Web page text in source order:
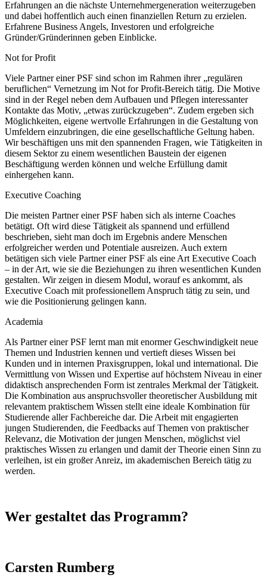
Erfahrungen an die nächste Unternehmergeneration weiterzugeben
und dabei hoffentlich auch einen finanziellen Return zu erzielen.
Erfahrene Business Angels, Investoren und erfolgreiche
Gründer/Gründerinnen geben Einblicke.
Not for Profit
Viele Partner einer PSF sind schon im Rahmen ihrer „regulären
beruflichen“ Vernetzung im Not for Profit-Bereich tätig. Die Motive
sind in der Regel neben dem Aufbauen und Pflegen interessanter
Kontakte das Motiv, „etwas zurückzugeben“. Zudem ergeben sich
Möglichkeiten, eigene wertvolle Erfahrungen in die Gestaltung von
Umfeldern einzubringen, die eine gesellschaftliche Geltung haben.
Wir beschäftigen uns mit den spannenden Fragen, wie Tätigkeiten in
diesem Sektor zu einem wesentlichen Baustein der eigenen
Beschäftigung werden können und welche Erfüllung damit
einhergehen kann.
Executive Coaching
Die meisten Partner einer PSF haben sich als interne Coaches
betätigt. Oft wird diese Tätigkeit als spannend und erfüllend
beschrieben, sieht man doch im Ergebnis andere Menschen
erfolgreicher werden und Potentiale ausreizen. Auch extern
betätigen sich viele Partner einer PSF als eine Art Executive Coach
– in der Art, wie sie die Beziehungen zu ihren wesentlichen Kunden
gestalten. Wir zeigen in diesem Modul, worauf es ankommt, als
Executive Coach mit professionellem Anspruch tätig zu sein, und
wie die Positionierung gelingen kann.
Academia
Als Partner einer PSF lernt man mit enormer Geschwindigkeit neue
Themen und Industrien kennen und vertieft dieses Wissen bei
Kunden und in internen Praxisgruppen, lokal und international. Die
Vermittlung von Wissen und Expertise auf höchstem Niveau in einer
didaktisch ansprechenden Form ist zentrales Merkmal der Tätigkeit.
Die Kombination aus anspruchsvoller theoretischer Ausbildung mit
relevantem praktischem Wissen stellt eine ideale Kombination für
Studierende aller Fachbereiche dar. Die Arbeit mit engagierten
jungen Studierenden, die Feedbacks auf Themen von praktischer
Relevanz, die Motivation der jungen Menschen, möglichst viel
praktisches Wissen zu erlangen und damit der Theorie einen Sinn zu
verleihen, ist ein großer Anreiz, im akademischen Bereich tätig zu
werden.
Wer gestaltet das Programm?
Carsten Rumberg